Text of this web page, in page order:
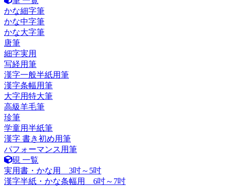
かな細字筆
かな中字筆
かな大字筆
唐筆
細字実用
写経用筆
漢字一般半紙用筆
漢字条幅用筆
大字用特大筆
高級羊毛筆
珍筆
学童用半紙筆
漢字 書き初め用筆
パフォーマンス用筆
硯 一覧
実用書・かな用 3吋～5吋
漢字半紙・かな条幅用 6吋～7吋